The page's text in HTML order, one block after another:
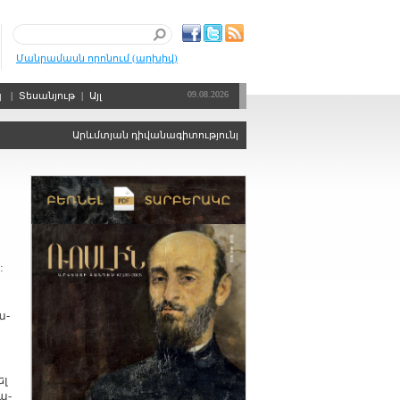
Մանրամասն որոնում (արխիվ)
| Տեսանյութ | Այլ 09.08.2026
Արևմտյան դիվանագիտությունը, որպես քաղաքական